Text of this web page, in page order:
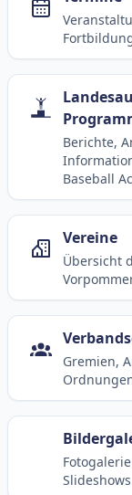
Berichte,
Baseball
Vereine
Übersicht
Gremien,